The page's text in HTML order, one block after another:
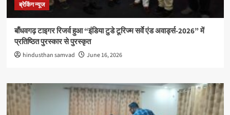
ब्रेकिंग न्यूज
बाँधवगढ़ टाइगर रिजर्व हुआ “इंडिया टुडे टूरिज्म सर्वे एंड अवार्ड्स-2026” में
प्रतिष्ठित पुरस्कार से पुरस्कृत
hindusthan samvad June 16, 2026